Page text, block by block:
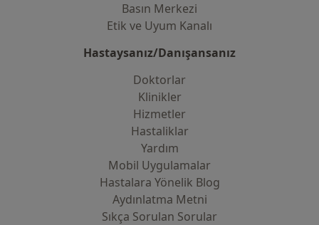
Basın Merkezi
Etik ve Uyum Kanalı
Hastaysanız/Danışansanız
Doktorlar
Klinikler
Hizmetler
Hastaliklar
Yardım
Mobil Uygulamalar
Hastalara Yönelik Blog
Aydınlatma Metni
Sıkça Sorulan Sorular